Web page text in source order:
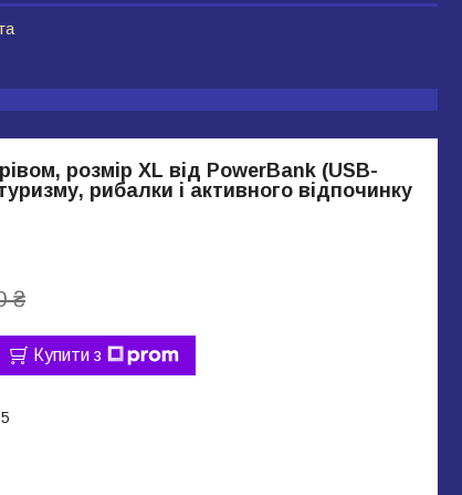
розмір XL від PowerBank (USB-
рибалки і активного відпочинку
₴
Купити з